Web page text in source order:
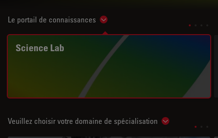
Le portail de connaissances Show subnavigation
Science Lab
Veuillez choisir votre domaine de spécialisation Show